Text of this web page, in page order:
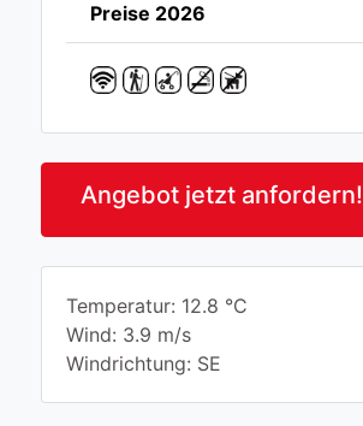
Preise 2026
Angebot jetzt anfordern!
Temperatur: 12.8 °C
Wind: 3.9 m/s
Windrichtung: SE